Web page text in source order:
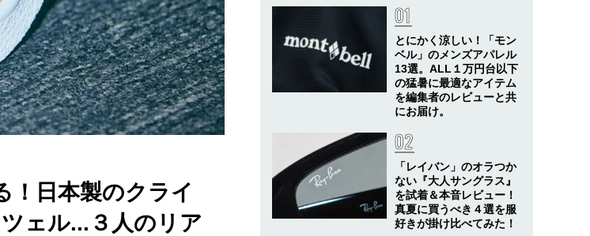
！日本製のクライ
ェル...３人のリア
とにかく涼しい！「モン
ベル」のメンズアパレル
13選。ALL１万円台以下
の猛暑に最適なアイテム
を編集者のレビューと共
にお届け。
「レイバン」のオラつか
ない『大人サングラス』
を試着＆本音レビュー！
真夏に買うべき４選を服
好きが掛け比べてみた！